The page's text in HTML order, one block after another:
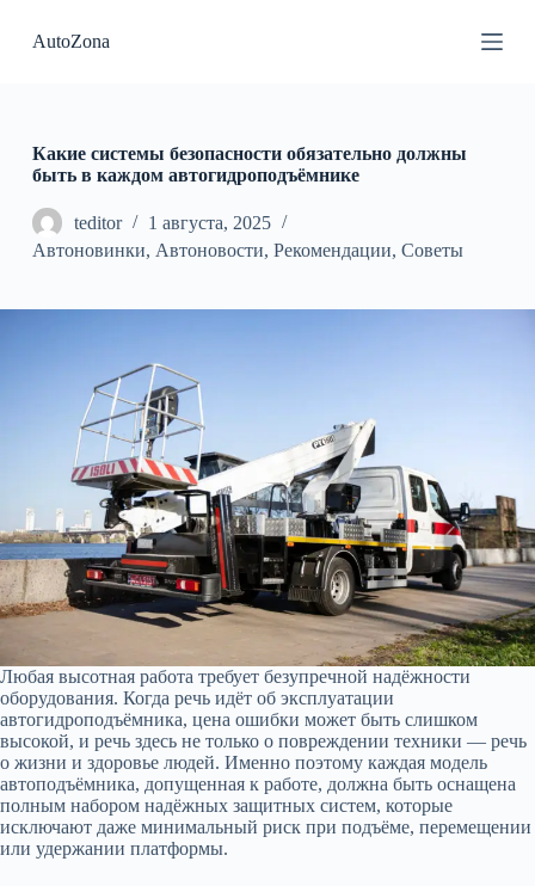
и
к
у
и
AutoZona
Какие системы безопасности обязательно должны
быть в каждом автогидроподъёмнике
teditor
1 августа, 2025
Автоновинки, Автоновости, Рекомендации, Советы
Любая высотная работа требует безупречной надёжности
оборудования. Когда речь идёт об эксплуатации
автогидроподъёмника, цена ошибки может быть слишком
высокой, и речь здесь не только о повреждении техники — речь
о жизни и здоровье людей. Именно поэтому каждая модель
автоподъёмника, допущенная к работе, должна быть оснащена
полным набором надёжных защитных систем, которые
исключают даже минимальный риск при подъёме, перемещении
или удержании платформы.